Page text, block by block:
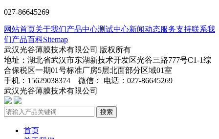
027-86645269
网站首页关于我们产品中心测试中心新闻动态服务支持联系我
们产品百科Sitemap
武汉光谷薄膜技术有限公司 版权所有
地址：湖北省武汉市东湖新技术开发区光谷三路777号C1-1综
合保税区一期01号标准厂房5层北面部分区域01室
手机：15629038374 微信： 电话：027-86645269
武汉光谷薄膜技术有限公司
搜索
首页